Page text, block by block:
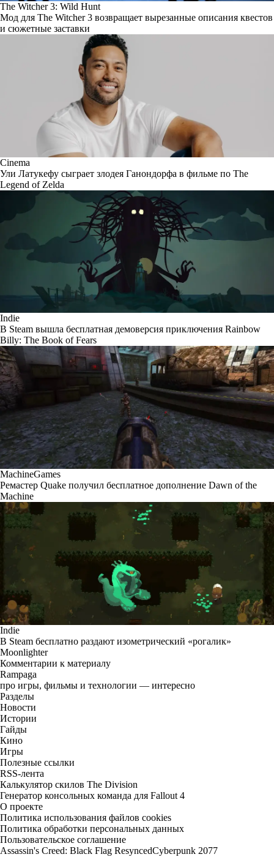
The Witcher 3: Wild Hunt
Мод для The Witcher 3 возвращает вырезанные описания квестов
и сюжетные заставки
Cinema
Ули Латукефу сыграет злодея Ганондорфа в фильме по The
Legend of Zelda
Indie
В Steam вышла бесплатная демоверсия приключения Rainbow
Billy: The Book of Fears
MachineGames
Ремастер Quake получил бесплатное дополнение Dawn of the
Machine
Indie
В Steam бесплатно раздают изометрический «рогалик»
Moonlighter
Комментарии к материалу
Rampaga
про игры, фильмы и технологии — интересно
Разделы
Новости
Истории
Гайды
Кино
Игры
Полезные ссылки
RSS-лента
Калькулятор скилов The Division
Генератор консольных команда для Fallout 4
О проекте
Политика использования файлов cookies
Политика обработки персональных данных
Пользовательское соглашение
Assassin's Creed: Black Flag ResyncedCyberpunk 2077